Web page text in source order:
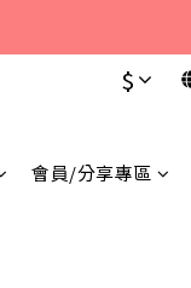
$
會員/分享專區